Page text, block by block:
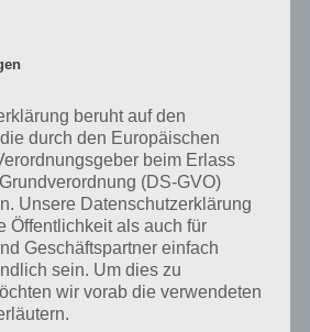
beruht auf den
durch den Europäischen
beim Erlass
(DS-GVO)
Unsere Datenschutzerklärung
Öffentlichkeit als auch für
Geschäftspartner einfach
sein. Um dies zu
wir vorab die verwendeten